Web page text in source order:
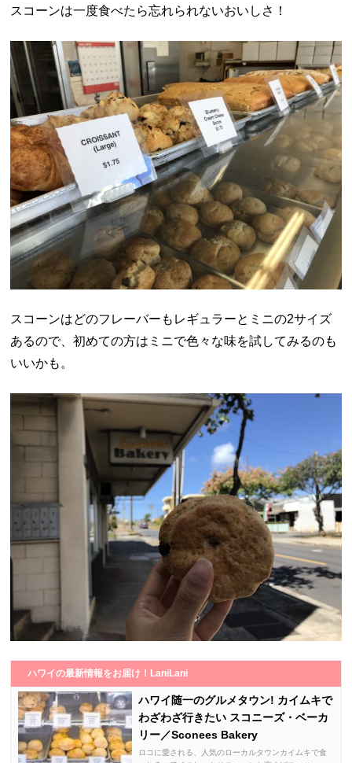
スコーンは一度食べたら忘れられないおいしさ！
スコーンはどのフレーバーもレギュラーとミニの2サイズ
あるので、初めての方はミニで色々な味を試してみるのも
いいかも。
ハワイの最新情報をお届け！LaniLani
ハワイ随一のグルメタウン! カイムキで
わざわざ行きたい スコニーズ・ベーカ
リー／Sconees Bakery
ロコに愛される、人気のローカルタウンカイムキで食